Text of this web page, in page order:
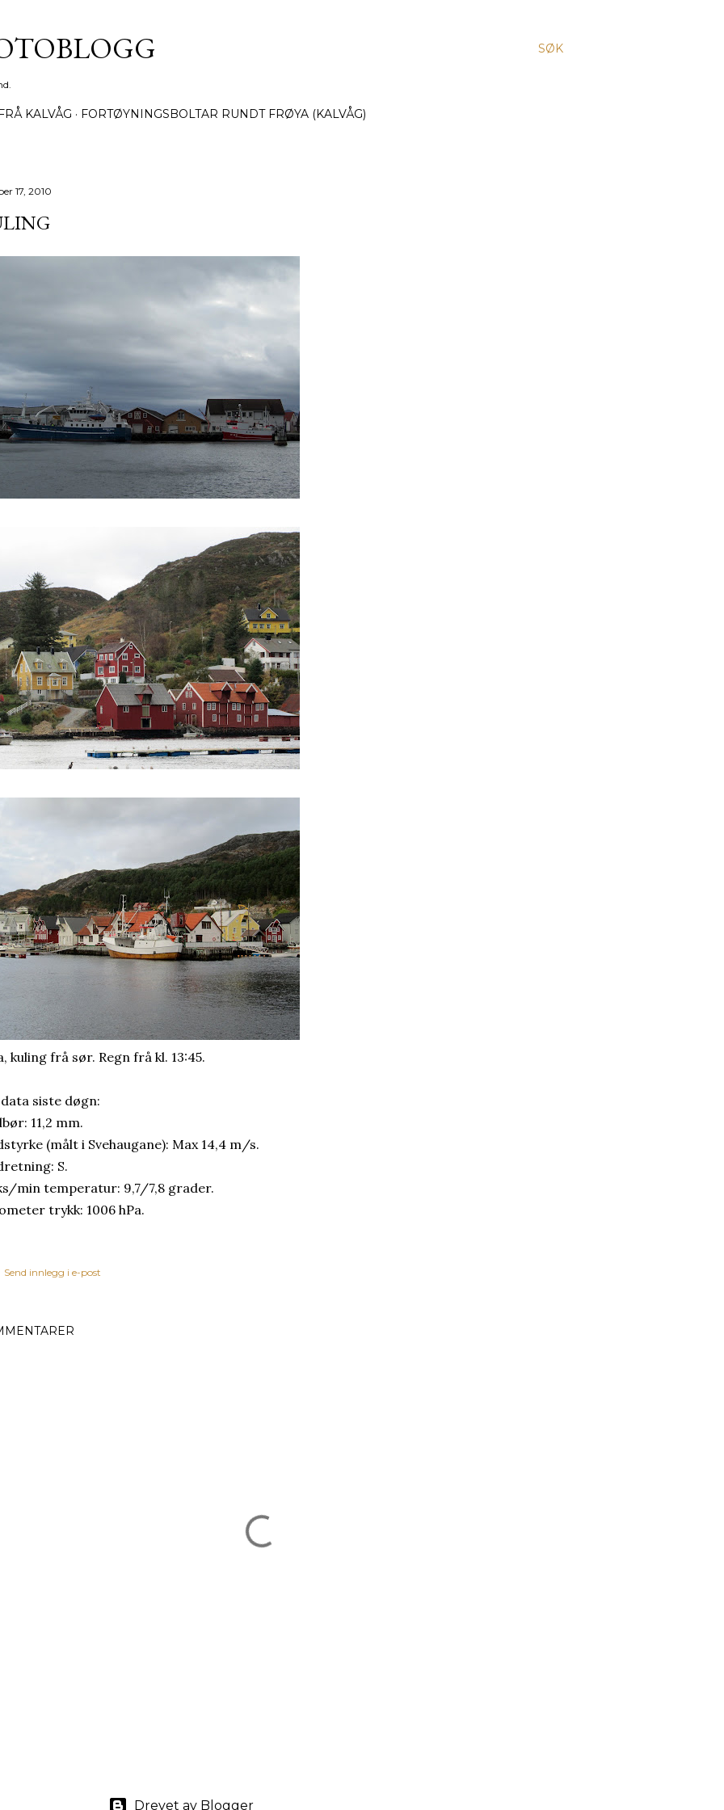
SØK
KALVÅG FORTØYNINGSBOLTAR RUNDT FRØYA (KALVÅG)
17, 2010
kuling frå sør. Regn frå kl. 13:45.
siste døgn:
11,2 mm.
(målt i Svehaugane): Max 14,4 m/s.
S.
min temperatur: 9,7/7,8 grader.
trykk: 1006 hPa.
Send innlegg i e-post
Drevet av Blogger